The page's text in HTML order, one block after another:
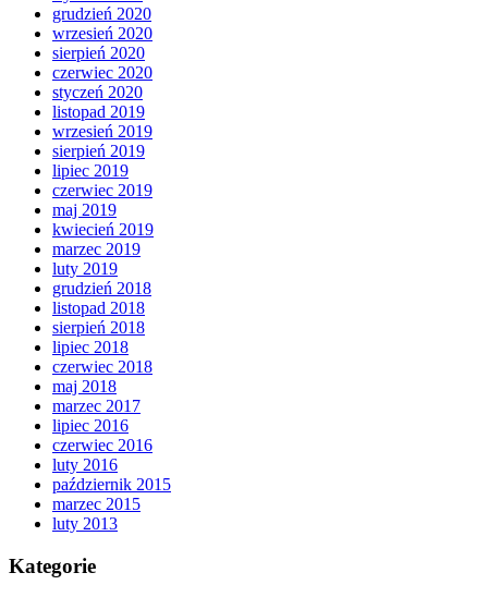
grudzień 2020
wrzesień 2020
sierpień 2020
czerwiec 2020
styczeń 2020
listopad 2019
wrzesień 2019
sierpień 2019
lipiec 2019
czerwiec 2019
maj 2019
kwiecień 2019
marzec 2019
luty 2019
grudzień 2018
listopad 2018
sierpień 2018
lipiec 2018
czerwiec 2018
maj 2018
marzec 2017
lipiec 2016
czerwiec 2016
luty 2016
październik 2015
marzec 2015
luty 2013
Kategorie